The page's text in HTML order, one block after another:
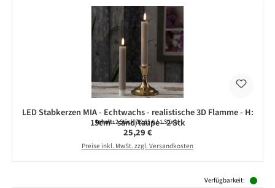
LED Stabkerzen MIA - Echtwachs - realistische 3D Flamme - H:
15cm - sand/taupe - 2 Stk
Inhalt:2 Stück(12,65 € / 1 Stück)
Regulärer Preis:
25,29 €
Preise inkl. MwSt. zzgl. Versandkosten
Verfügbarkeit: